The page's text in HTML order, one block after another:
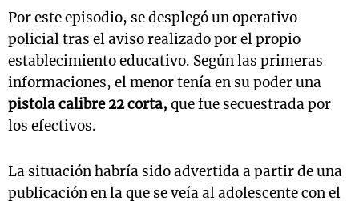
Por este episodio, se desplegó un operativo
policial tras el aviso realizado por el propio
establecimiento educativo. Según las primeras
informaciones, el menor tenía en su poder una
pistola calibre 22 corta, que fue secuestrada por
los efectivos.
La situación habría sido advertida a partir de una
publicación en la que se veía al adolescente con el